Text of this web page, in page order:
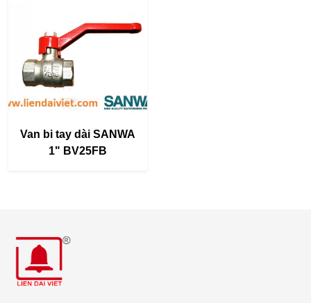
Van bi tay dài SANWA
1" BV25FB